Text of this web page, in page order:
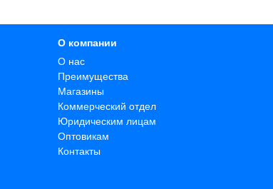
О компании
О нас
Преимущества
Магазины
Коммерческий отдел
Юридическим лицам
Оптовикам
Контакты